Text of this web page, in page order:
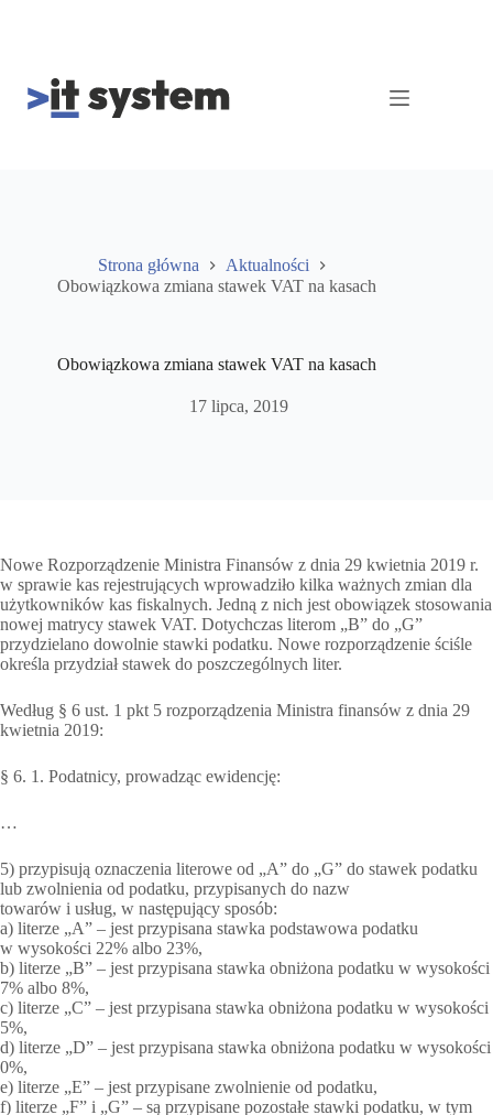
Strona główna
Aktualności
Obowiązkowa zmiana stawek VAT na kasach
Obowiązkowa zmiana stawek VAT na kasach
17 lipca, 2019
Nowe Rozporządzenie Ministra Finansów z dnia 29 kwietnia 2019 r.
w sprawie kas rejestrujących wprowadziło kilka ważnych zmian dla
użytkowników kas fiskalnych. Jedną z nich jest obowiązek stosowania
nowej matrycy stawek VAT. Dotychczas literom „B” do „G”
przydzielano dowolnie stawki podatku. Nowe rozporządzenie ściśle
określa przydział stawek do poszczególnych liter.
Według § 6 ust. 1 pkt 5 rozporządzenia Ministra finansów z dnia 29
kwietnia 2019:
§ 6. 1. Podatnicy, prowadząc ewidencję:
…
5) przypisują oznaczenia literowe od „A” do „G” do stawek podatku
lub zwolnienia od podatku, przypisanych do nazw
towarów i usług, w następujący sposób:
a) literze „A” – jest przypisana stawka podstawowa podatku
w wysokości 22% albo 23%,
b) literze „B” – jest przypisana stawka obniżona podatku w wysokości
7% albo 8%,
c) literze „C” – jest przypisana stawka obniżona podatku w wysokości
5%,
d) literze „D” – jest przypisana stawka obniżona podatku w wysokości
0%,
e) literze „E” – jest przypisane zwolnienie od podatku,
f) literze „F” i „G” – są przypisane pozostałe stawki podatku, w tym